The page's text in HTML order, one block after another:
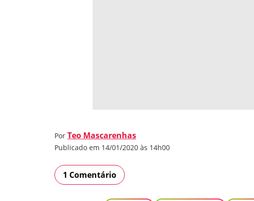
Por Teo Mascarenhas
Publicado em 14/01/2020 às 14h00
1 Comentário